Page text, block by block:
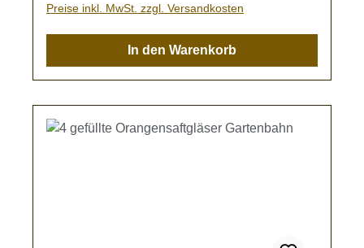
Preise inkl. MwSt. zzgl. Versandkosten
In den Warenkorb